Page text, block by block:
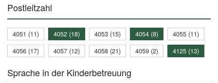
Postleitzahl
4051 (11) 4052 (18) 4053 (15) 4054 (8)
4055 (11)
4056 (17)
4057 (12) 4058 (21) 4059 (2) 4125 (13)
Sprache in der Kinderbetreuung